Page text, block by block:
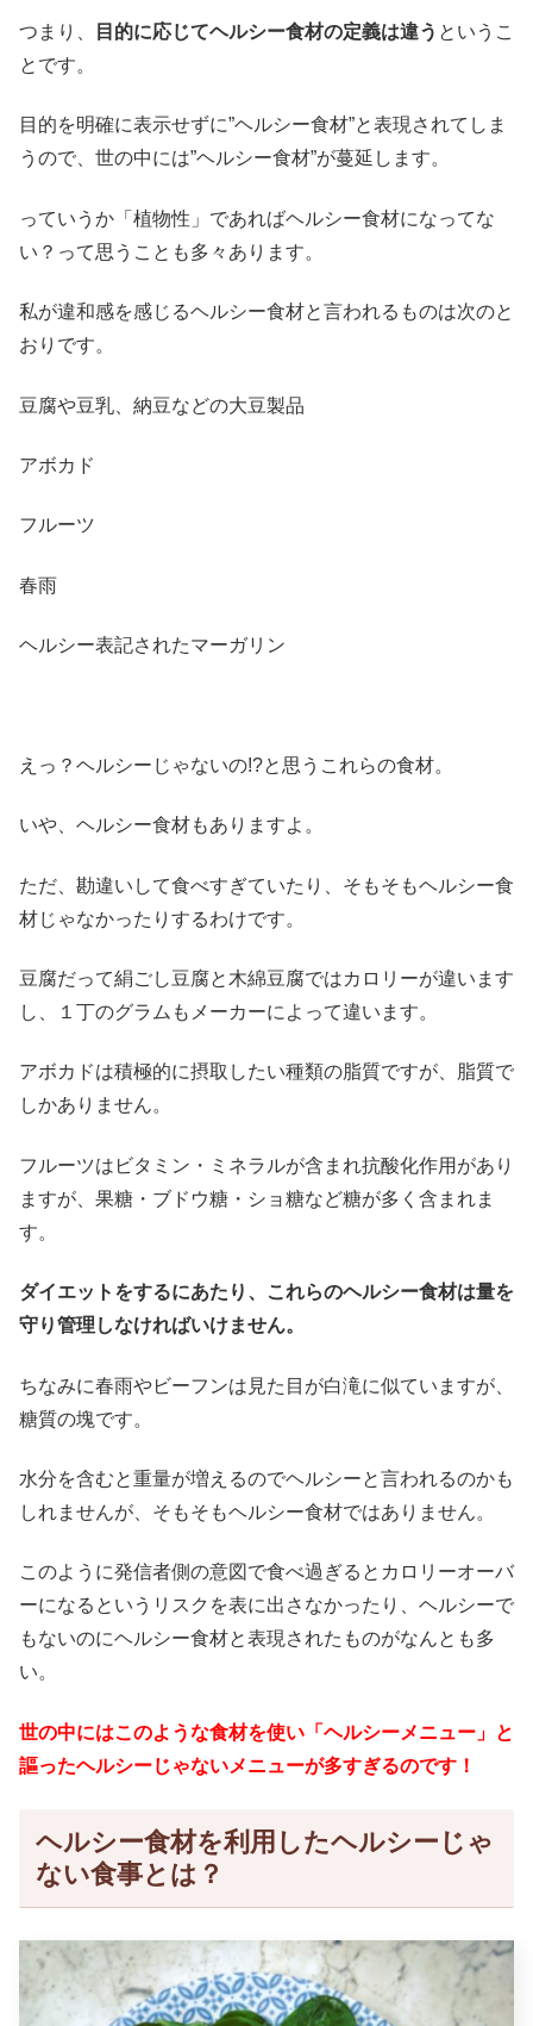
つまり、 目的に応じてヘルシー食材の定義は違う というこ
とです。
目的を明確に表示せずに”ヘルシー食材”と表現されてしま
うので、世の中には”ヘルシー食材”が蔓延します。
っていうか「植物性」であればヘルシー食材になってな
い？って思うことも多々あります。
私が違和感を感じるヘルシー食材と言われるものは次のと
おりです。
豆腐や豆乳、納豆などの大豆製品
アボカド
フルーツ
春雨
ヘルシー表記されたマーガリン
えっ？ヘルシーじゃないの!?と思うこれらの食材。
いや、ヘルシー食材もありますよ。
ただ、勘違いして食べすぎていたり、そもそもヘルシー食
材じゃなかったりするわけです。
豆腐だって絹ごし豆腐と木綿豆腐ではカロリーが違います
し、１丁のグラムもメーカーによって違います。
アボカドは積極的に摂取したい種類の脂質ですが、脂質で
しかありません。
フルーツはビタミン・ミネラルが含まれ抗酸化作用があり
ますが、果糖・ブドウ糖・ショ糖など糖が多く含まれま
す。
ダイエットをするにあたり、これらのヘルシー食材は量を
守り管理しなければいけません。
ちなみに春雨やビーフンは見た目が白滝に似ていますが、
糖質の塊です。
水分を含むと重量が増えるのでヘルシーと言われるのかも
しれませんが、そもそもヘルシー食材ではありません。
このように発信者側の意図で食べ過ぎるとカロリーオーバ
ーになるというリスクを表に出さなかったり、ヘルシーで
もないのにヘルシー食材と表現されたものがなんとも多
い。
世の中にはこのような食材を使い「ヘルシーメニュー」と
謳ったヘルシーじゃないメニューが多すぎるのです！
ヘルシー食材を利用したヘルシーじゃ
ない食事とは？